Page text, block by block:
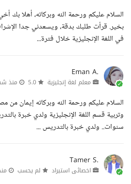
السلام عليكم ورحمة الله وبركاته، أهلا بك
بخير. قرأت طلبك بدقة، ويسعدني جدا
في اللغة الإنجليزية خلال فترة...
Eman A.
معلم لغة إنجليزية منذ
السلام عليكم ورحمة الله وبركاته إيمان
سنوات.. ولدي خبرة بالتدريس ...
Tamer S.
اخصائى استيراد لم يحسب